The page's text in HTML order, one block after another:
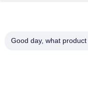
Van het de Torenstaal
Gegalvaniseerde
Good day, what